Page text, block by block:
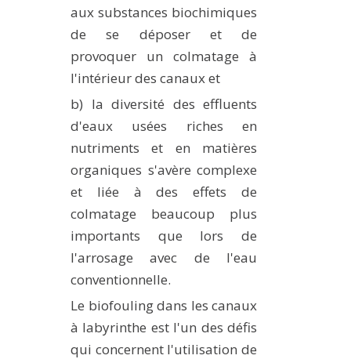
aux substances biochimiques
de se déposer et de
provoquer un colmatage à
l'intérieur des canaux et
b) la diversité des effluents
d'eaux usées riches en
nutriments et en matières
organiques s'avère complexe
et liée à des effets de
colmatage beaucoup plus
importants que lors de
l'arrosage avec de l'eau
conventionnelle.
Le biofouling dans les canaux
à labyrinthe est l'un des défis
qui concernent l'utilisation de